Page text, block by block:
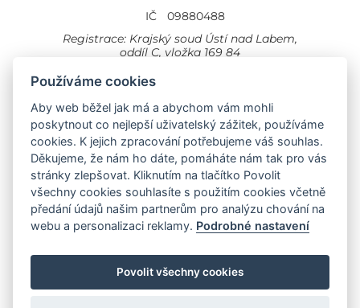
IČ
09880488
Registrace: Krajský soud Ústí nad Labem,
oddíl C, vložka 169 84
Cookies Všeobecné obchodní podmínky
Provozovna Toyota
Londýnská 558
Liberec, 460 01
Provozovna Toyota Professional
Doubská 660,
Liberec 463 12
Auto KP Plus:
Toyota Opel Jeep Hyundai
Používáme cookies
Aby web běžel jak má a abychom vám mohli
poskytnout co nejlepší uživatelský zážitek, používáme
cookies. K jejich zpracování potřebujeme váš souhlas.
Děkujeme, že nám ho dáte, pomáháte nám tak pro vás
stránky zlepšovat. Kliknutím na tlačítko Povolit
všechny cookies souhlasíte s použitím cookies včetně
předání údajů našim partnerům pro analýzu chování na
webu a personalizaci reklamy. Podrobné nastavení
Povolit všechny cookies